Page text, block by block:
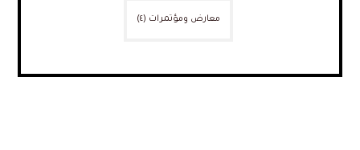
معارض ومؤتمرات (٤)